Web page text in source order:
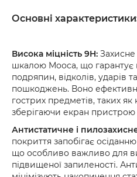
Основні
Висока міцність 9H: Захисне
шкалою Мооса, що гарантує
подряпин, відколів, ударів
пошкоджень. Воно
гострих предметів, таких
зберігаючи екран пристрою
Антистатичне і
покриття запобігає
що особливо важливо для
підвищеної запиленості.